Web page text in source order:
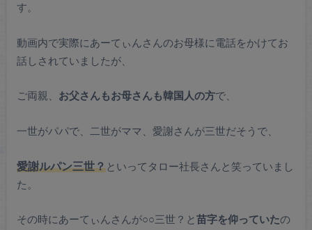
す。
動画内で実際にあーてぃんさんのお母様に電話をかけてお
話しされていましたが、
ご両親、 お父さんもお母さんも韓国人の方で、
一世がパパで、二世がママ、愛謝さんが三世だそうで、
愛謝ルパン三世？といってタロー社長さんと笑っていまし
た。
その時にあーてぃんさんが○○三世？と苗字を仰っていたの